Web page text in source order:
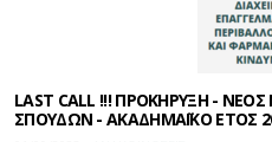
LAST CALL !!! ΠΡΟΚΗΡΥΞΗ -
ΣΠΟΥΔΩΝ - ΑΚΑΔΗΜΑΪΚΟ ΕΤΟΣ